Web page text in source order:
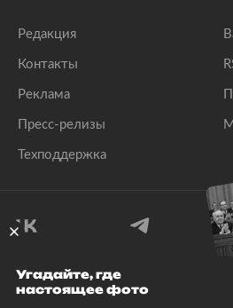
Редакция
Контакты
Реклама
Пресс-релизы
Техподдержка
© 1999–2026 Все права
Угадайте, где
настоящее фото